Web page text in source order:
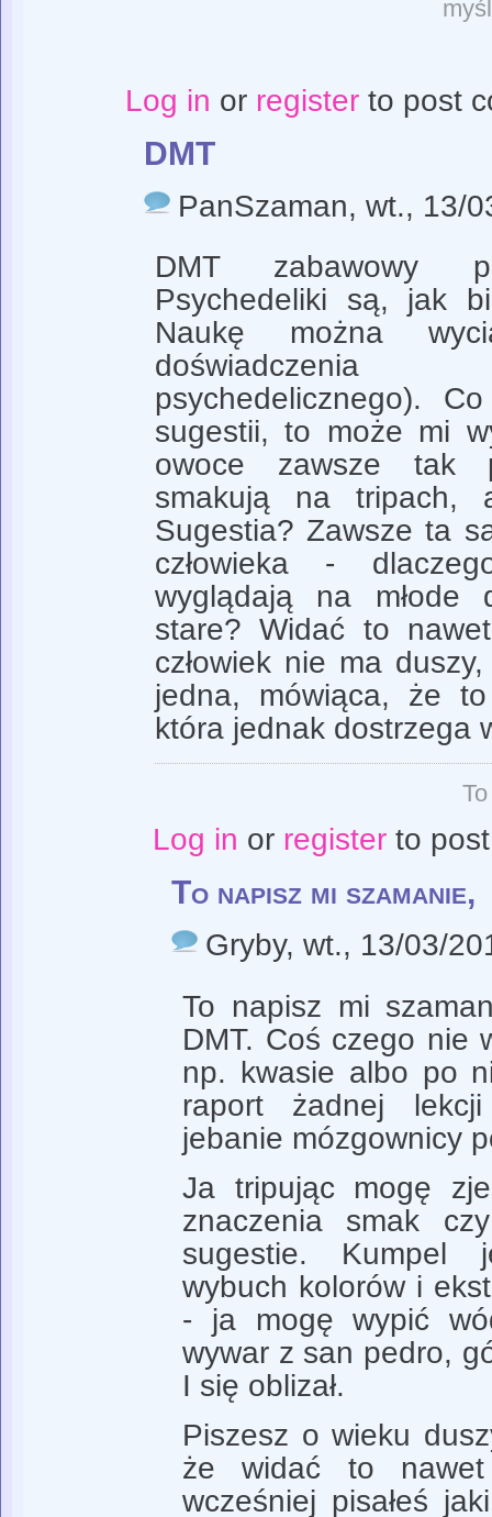
Log in or registerto post
DMT
PanSzaman, wt., 13/
DMT zabawowy
Psychedeliki są, jak
Naukę można
doświadczenia
psychedelicznego).
sugestii, to może mi
owoce zawsze tak
smakują na tripach,
Sugestia? Zawsze ta
człowieka -
wyglądają na
stare? Widać to
człowiek nie ma
jedna, mówiąca, że
która jednak dostrzega
Log in or registerto post
To napisz mi szamanie,
Gryby, wt., 13/03/
To napisz mi
DMT. Coś czego nie
np. kwasie albo po
raport żadnej
jebanie mózgownicy
Ja tripując mogę
znaczenia smak
sugestie. Kumpel
wybuch kolorów i
- ja mogę wypić
wywar z san pedro,
I się oblizał.
Piszesz o wieku
że widać to
wcześniej pisałeś